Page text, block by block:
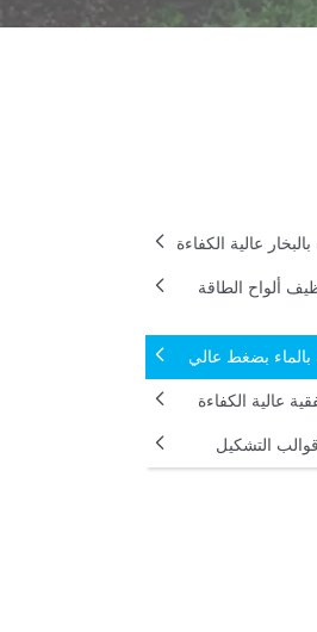
عالية الكفاءة
ألواح الطاقة
بالماء بضغط عالي
عالية الكفاءة
التشكيل